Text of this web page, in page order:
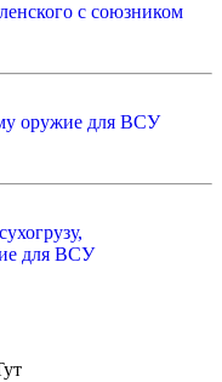
с союзником
оружие для ВСУ
для ВСУ
одной выпущенной